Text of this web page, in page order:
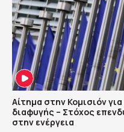
Αίτημα στην Κομισιόν
διαφυγής – Στόχος
στην ενέργεια